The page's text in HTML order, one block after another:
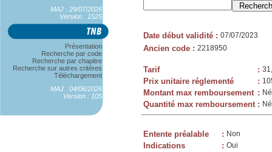
MAJ : 29/07/2026
Version : 1525
Présentation
Recherche par code
Recherche par chapitre
Recherche sur autres critères
Téléchargement
MAJ : 04/06/2026
Version : 105
Date début validité : 07/07/2023
Ancien code : 2218950
Tarif :
Prix unitaire réglementé :
Montant max remboursement :
Quantité max remboursement :
Entente préalable : Non
Indications : Oui